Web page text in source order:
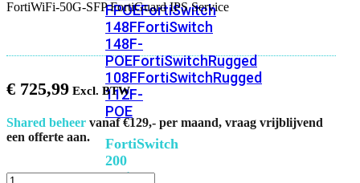
FPOEFortiSwitch
148FFortiSwitch
148F-
POEFortiSwitchRugged
108FFortiSwitchRugged
112F-
POE
FortiSwitch
200
Series
FortiWiFi-50G-SFP FortiGuard IPS Service
€ 725,99
Shared beheer vanaf €129,- per maand, vraag vrijblijvend
een offerte aan.
FortiWiFi-